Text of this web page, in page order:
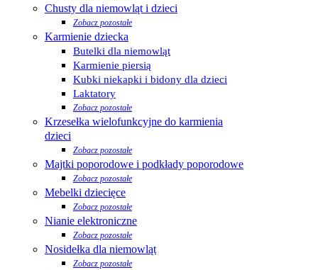
Chusty dla niemowląt i dzieci
Zobacz pozostałe
Karmienie dziecka
Butelki dla niemowląt
Karmienie piersią
Kubki niekapki i bidony dla dzieci
Laktatory
Zobacz pozostałe
Krzesełka wielofunkcyjne do karmienia
dzieci
Zobacz pozostałe
Majtki poporodowe i podkłady poporodowe
Zobacz pozostałe
Mebelki dziecięce
Zobacz pozostałe
Nianie elektroniczne
Zobacz pozostałe
Nosidełka dla niemowląt
Zobacz pozostałe